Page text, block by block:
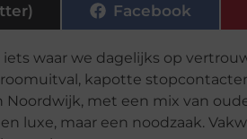
Facebook
waar we dagelijks op
kapotte
Noordwijk, met een mix van
luxe, maar een noodzaak.